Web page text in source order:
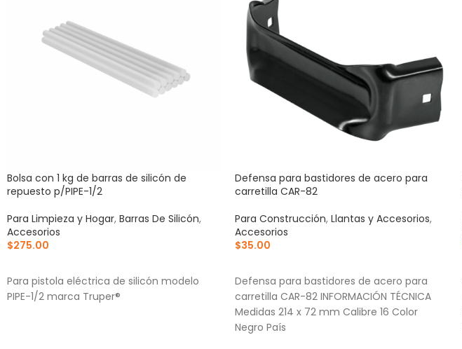
Bolsa con 1 kg de barras de silicón de
repuesto p/PIPE-1/2
Para Limpieza y Hogar, Barras De Silicón,
Accesorios
$275.00
Para pistola eléctrica de silicón modelo
PIPE-1/2 marca Truper®
Defensa para bastidores de acero para
carretilla CAR-82
Para Construcción, Llantas y Accesorios,
Accesorios
$35.00
Defensa para bastidores de acero para
carretilla CAR-82 INFORMACIÓN TÉCNICA
Medidas 214 x 72 mm Calibre 16 Color
Negro País